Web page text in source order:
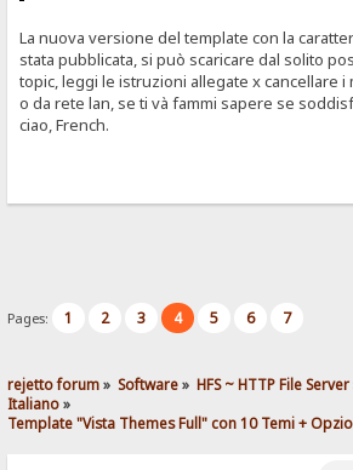
La nuova versione del template con la
stata pubblicata, si può scaricare dal solito
topic, leggi le istruzioni allegate x cancellare i
o da rete lan, se ti và fammi sapere se
ciao, French.
Pages: 1 2 3 4 5 6 7
rejetto forum» Software» HFS ~ HTTP File Server
Italiano»
Template "Vista Themes Full" con 10 Temi +